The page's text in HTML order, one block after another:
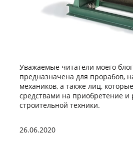
Уважаемые читатели моего
предназначена для прорабов,
механиков, а также лиц,
средствами на приобретение и
строительной техники.
26.06.2020